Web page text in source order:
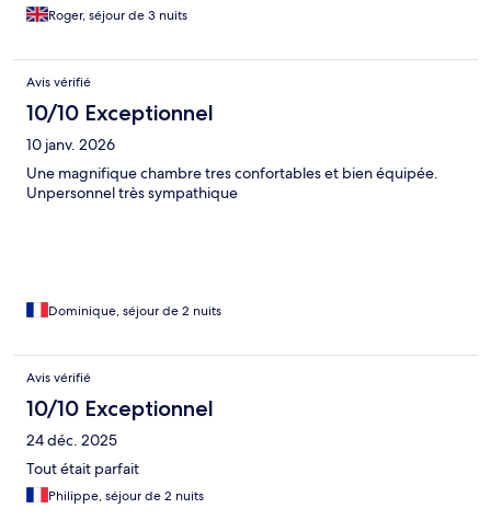
Roger, séjour de 3 nuits
Avis vérifié
10/10 Exceptionnel
10 janv. 2026
Une magnifique chambre tres confortables et bien équipée.
Unpersonnel très sympathique
Dominique, séjour de 2 nuits
Avis vérifié
10/10 Exceptionnel
24 déc. 2025
Tout était parfait
Philippe, séjour de 2 nuits